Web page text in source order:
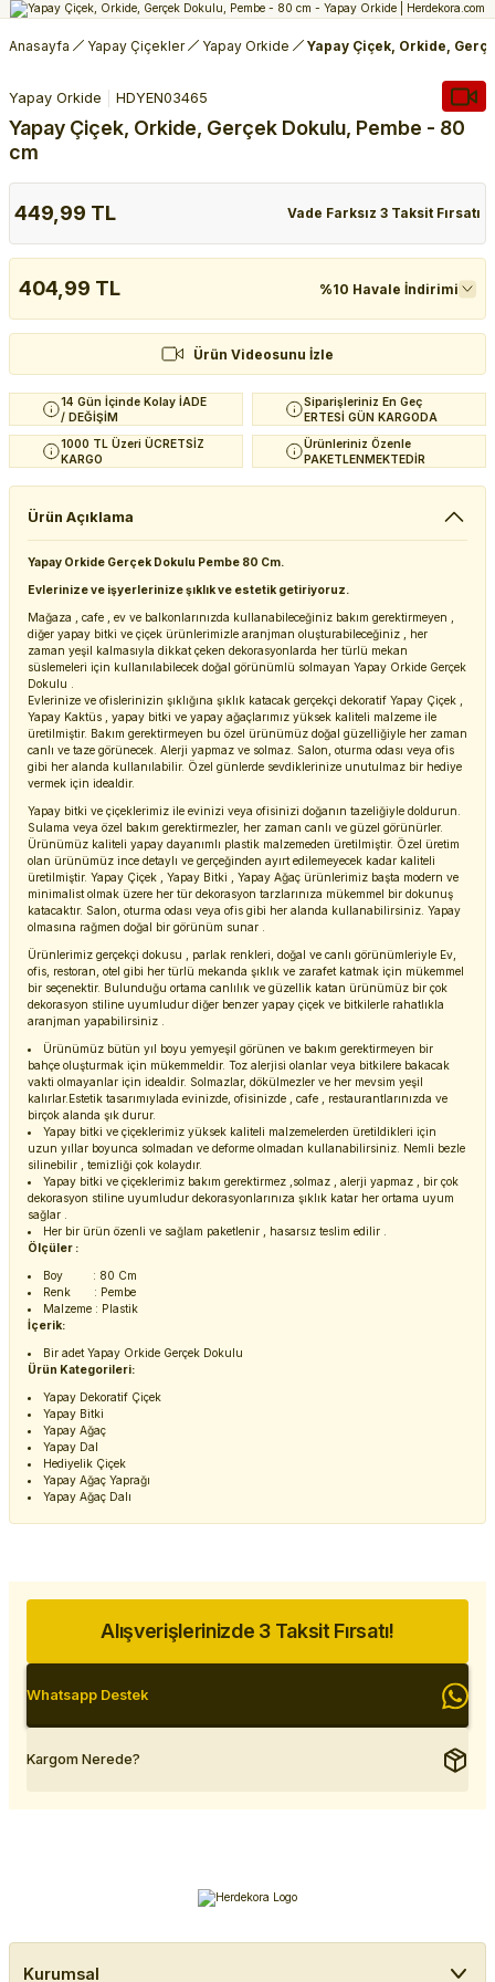
Anasayfa Yapay Çiçekler Yapay Orkide Yapay Çiçek, Orkide,
Yapay Orkide HDYEN03465
Yapay Çiçek, Orkide, Gerçek Dokulu, Pembe - 80
cm
449,99 TL Vade Farksız 3 Taksit Fırsatı
404,99 TL %10 Havale İndirimi
Ürün Videosunu İzle
14 Gün İçinde Kolay İADE
/ DEĞİŞİM
Siparişleriniz En Geç
ERTESİ GÜN KARGODA
1000 TL Üzeri ÜCRETSİZ
KARGO
Ürünleriniz Özenle
PAKETLENMEKTEDİR
Ürün Açıklama
Yapay Orkide Gerçek Dokulu Pembe 80 Cm.
Evlerinize ve işyerlerinize şıklık ve estetik getiriyoruz.
Mağaza , cafe , ev ve balkonlarınızda kullanabileceğiniz bakım gerektirmeyen ,
diğer yapay bitki ve çiçek ürünlerimizle aranjman oluşturabileceğiniz , her
zaman yeşil kalmasıyla dikkat çeken dekorasyonlarda her türlü mekan
süslemeleri için kullanılabilecek doğal görünümlü solmayan Yapay Orkide Gerçek
Dokulu .
Evlerinize ve ofislerinizin şıklığına şıklık katacak gerçekçi dekoratif Yapay Çiçek ,
Yapay Kaktüs , yapay bitki ve yapay ağaçlarımız yüksek kaliteli malzeme ile
üretilmiştir. Bakım gerektirmeyen bu özel ürünümüz doğal güzelliğiyle her zaman
canlı ve taze görünecek. Alerji yapmaz ve solmaz. Salon, oturma odası veya ofis
gibi her alanda kullanılabilir. Özel günlerde sevdiklerinize unutulmaz bir hediye
vermek için idealdir.
Yapay bitki ve çiçeklerimiz ile evinizi veya ofisinizi doğanın tazeliğiyle doldurun.
Sulama veya özel bakım gerektirmezler, her zaman canlı ve güzel görünürler.
Ürünümüz kaliteli yapay dayanımlı plastik malzemeden üretilmiştir. Özel üretim
olan ürünümüz ince detaylı ve gerçeğinden ayırt edilemeyecek kadar kaliteli
üretilmiştir. Yapay Çiçek , Yapay Bitki , Yapay Ağaç ürünlerimiz başta modern ve
minimalist olmak üzere her tür dekorasyon tarzlarınıza mükemmel bir dokunuş
katacaktır. Salon, oturma odası veya ofis gibi her alanda kullanabilirsiniz. Yapay
olmasına rağmen doğal bir görünüm sunar .
Ürünlerimiz gerçekçi dokusu , parlak renkleri, doğal ve canlı görünümleriyle Ev,
ofis, restoran, otel gibi her türlü mekanda şıklık ve zarafet katmak için mükemmel
bir seçenektir. Bulunduğu ortama canlılık ve güzellik katan ürünümüz bir çok
dekorasyon stiline uyumludur diğer benzer yapay çiçek ve bitkilerle rahatlıkla
aranjman yapabilirsiniz .
Ürünümüz bütün yıl boyu yemyeşil görünen ve bakım gerektirmeyen bir
bahçe oluşturmak için mükemmeldir. Toz alerjisi olanlar veya bitkilere bakacak
vakti olmayanlar için idealdir. Solmazlar, dökülmezler ve her mevsim yeşil
kalırlar.Estetik tasarımıylada evinizde, ofisinizde , cafe , restaurantlarınızda ve
birçok alanda şık durur.
Yapay bitki ve çiçeklerimiz yüksek kaliteli malzemelerden üretildikleri için
uzun yıllar boyunca solmadan ve deforme olmadan kullanabilirsiniz. Nemli bezle
silinebilir , temizliği çok kolaydır.
Yapay bitki ve çiçeklerimiz bakım gerektirmez ,solmaz , alerji yapmaz , bir çok
dekorasyon stiline uyumludur dekorasyonlarınıza şıklık katar her ortama uyum
sağlar .
Her bir ürün özenli ve sağlam paketlenir , hasarsız teslim edilir .
Ölçüler :
Boy : 80 Cm
Renk : Pembe
Malzeme : Plastik
İçerik:
Bir adet Yapay Orkide Gerçek Dokulu
Ürün Kategorileri:
Yapay Dekoratif Çiçek
Yapay Bitki
Yapay Ağaç
Yapay Dal
Hediyelik Çiçek
Yapay Ağaç Yaprağı
Yapay Ağaç Dalı
Alışverişlerinizde 3 Taksit Fırsatı!
Whatsapp Destek
Kargom Nerede?
Kurumsal